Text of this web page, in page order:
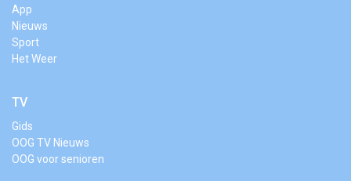
App
Nieuws
Sport
Het Weer
TV
Gids
OOG TV Nieuws
OOG voor senioren